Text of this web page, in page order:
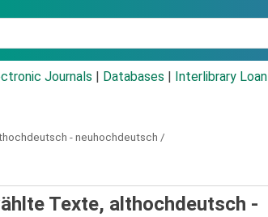
Journals Databases Interlibrary Loan
- neuhochdeutsch /
Texte, althochdeutsch -